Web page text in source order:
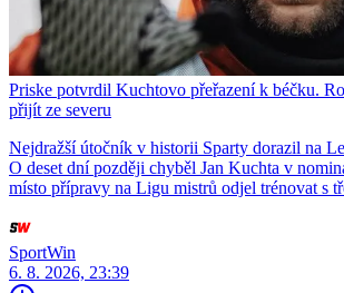
Priske potvrdil Kuchtovo přeřazení k béčku.
přijít ze severu
Nejdražší útočník v historii Sparty dorazil na
O deset dní později chyběl Jan Kuchta v
místo přípravy na Ligu mistrů odjel trénovat s
SportWin
6. 8. 2026, 23:39